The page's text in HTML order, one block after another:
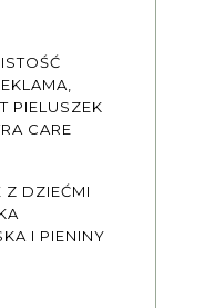
PIELUSZEK
CARE
Z DZIEĆMI
I PIENINY